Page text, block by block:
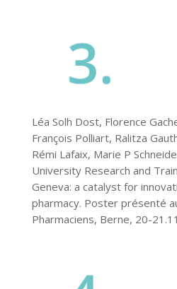
Léa Solh Dost, Florence
François Polliart, Ralitza
Rémi Lafaix, Marie P
University Research and
Geneva: a catalyst for
pharmacy. Poster présenté
Pharmaciens, Berne, 20-